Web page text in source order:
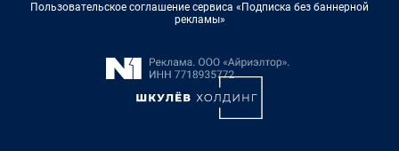
Пользовательское соглашение сервиса «Подписка без баннерной
рекламы»